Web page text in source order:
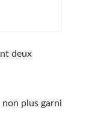
deux
non plus garni